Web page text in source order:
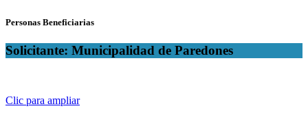
Personas Beneficiarias
Solicitante: Municipalidad de Paredones
Clic para ampliar